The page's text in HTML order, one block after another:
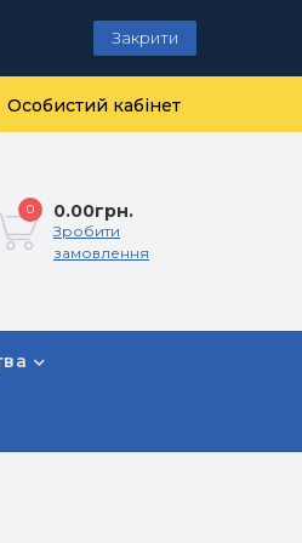
Закрити
Особистий кабінет
0 0.00грн.
Зробити
замовлення